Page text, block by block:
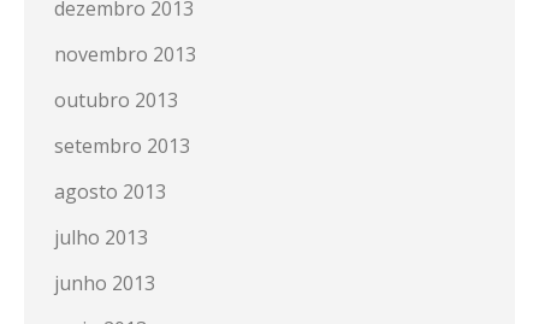
dezembro 2013
novembro 2013
outubro 2013
setembro 2013
agosto 2013
julho 2013
junho 2013